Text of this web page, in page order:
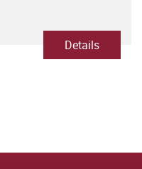
Details